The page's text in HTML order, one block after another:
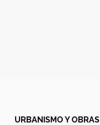
URBANISMO Y OBRAS